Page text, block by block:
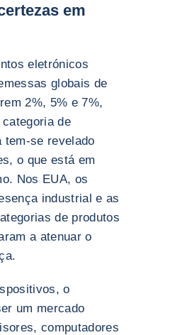
em
eletrónicos
globais de
2%, 5% e 7%,
de
tem-se revelado
o que está em
Nos EUA, os
industrial e as
de produtos
a atenuar o
o
um mercado
computadores